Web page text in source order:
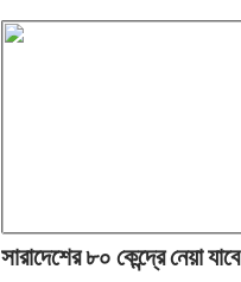
সারাদেশের ৮০ কেন্দ্রে নেয়া